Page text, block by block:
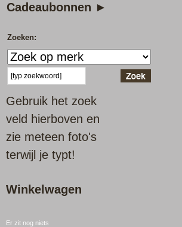
Cadeaubonnen ►
Zoeken:
Gebruik het zoek
veld hierboven en
zie meteen foto's
terwijl je typt!
Winkelwagen
Er zit nog niets